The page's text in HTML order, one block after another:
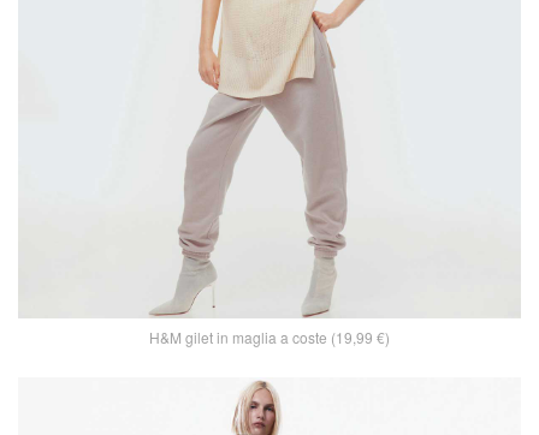
H&M gilet in maglia a coste (19,99 €)